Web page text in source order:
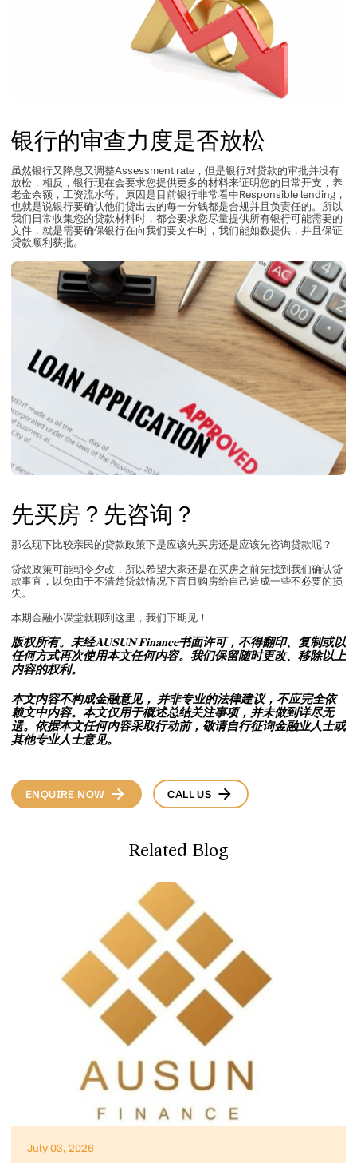
银行的审查力度是否放松
虽然银行又降息又调整Assessment rate，但是银行对贷款的审批并没有
放松，相反，银行现在会要求您提供更多的材料来证明您的日常开支，养
老金余额，工资流水等。原因是目前银行非常看中Responsible lending，
也就是说银行要确认他们贷出去的每一分钱都是合规并且负责任的。所以
我们日常收集您的贷款材料时，都会要求您尽量提供所有银行可能需要的
文件，就是需要确保银行在向我们要文件时，我们能如数提供，并且保证
贷款顺利获批。
先买房？先咨询？
那么现下比较亲民的贷款政策下是应该先买房还是应该先咨询贷款呢？
贷款政策可能朝令夕改，所以希望大家还是在买房之前先找到我们确认贷
款事宜，以免由于不清楚贷款情况下盲目购房给自己造成一些不必要的损
失。
本期金融小课堂就聊到这里，我们下期见！
版权所有。未经AUSUN Finance书面许可，不得翻印、复制或以
任何方式再次使用本文任何内容。我们保留随时更改、移除以上
内容的权利。
本文内容不构成金融意见， 并非专业的法律建议，不应完全依
赖文中内容。本文仅用于概述总结关注事项，并未做到详尽无
遗。依据本文任何内容采取行动前，敬请自行征询金融业人士或
其他专业人士意见。
ENQUIRE NOW CALL US
Related Blog
July 03, 2026